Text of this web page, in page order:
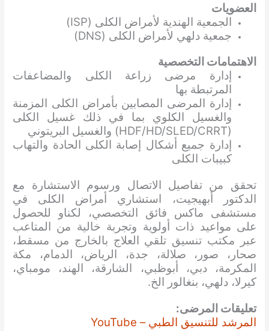
العضويات
الجمعية الهندية لأمراض الكلى (ISP)
جمعية دلهي لأمراض الكلى (DNS)
الاهتمامات التخصصية
إدارة مرضى زراعة الكلى والمضاعفات
المرتبطة بها
إدارة المرضى المصابين بأمراض الكلى المزمنة
والغسيل الكلوي بما في ذلك غسيل الكلى
(HDF/HD/SLED/CRRT) والغسيل البريتوني
إدارة جميع أشكال إصابة الكلى الحادة والتهاب
كبيبات الكلى
تحقق من تفاصيل الاتصال ورسوم الاستشارة مع
الدكتور أبهيجيت، استشاري أمراض الكلى في
مستشفى ماكس فائق التخصصي، لكناو للحصول
على مواعيد ذات أولوية وتجربة خالية من المتاعب
عبر مكتب تنسيق تلقي العلاج بالخارج من مسقط،
صحار، صور، صلالة، جدة، الرياض، الدمام، مكة
المكرمة، دبي، أبوظبي، الشارقة، الهند، مومباي،
كيرلا، دلهي، بنغالور الخ.
تعليقات المرضى:
المرشد للتنسيق الطبي – YouTube